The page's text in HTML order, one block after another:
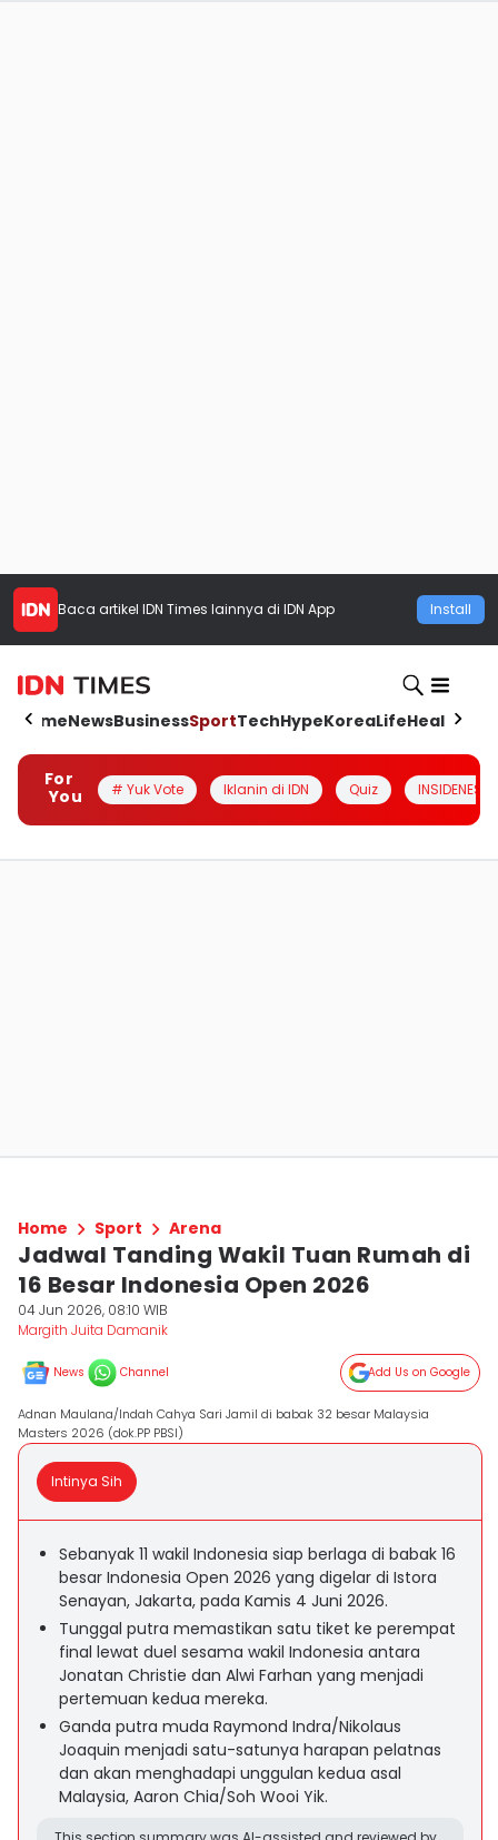
Baca artikel IDN Times lainnya di IDN App Install
HomeNewsBusinessSportTechHypeKoreaLifeHealth
For
You
# Yuk Vote Iklanin di IDN Quiz INSIDENESIA
Home Sport Arena
Jadwal Tanding Wakil Tuan Rumah di
16 Besar Indonesia Open 2026
04 Jun 2026, 08:10 WIB
Margith Juita Damanik
News Channel Add Us on Google
Adnan Maulana/Indah Cahya Sari Jamil di babak 32 besar Malaysia
Masters 2026 (dok.PP PBSI)
Intinya Sih
Sebanyak 11 wakil Indonesia siap berlaga di babak 16
besar Indonesia Open 2026 yang digelar di Istora
Senayan, Jakarta, pada Kamis 4 Juni 2026.
Tunggal putra memastikan satu tiket ke perempat
final lewat duel sesama wakil Indonesia antara
Jonatan Christie dan Alwi Farhan yang menjadi
pertemuan kedua mereka.
Ganda putra muda Raymond Indra/Nikolaus
Joaquin menjadi satu-satunya harapan pelatnas
dan akan menghadapi unggulan kedua asal
Malaysia, Aaron Chia/Soh Wooi Yik.